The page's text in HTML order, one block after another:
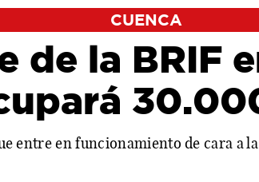
CUENCA
de la BRIF
entre en funcionamiento de cara a